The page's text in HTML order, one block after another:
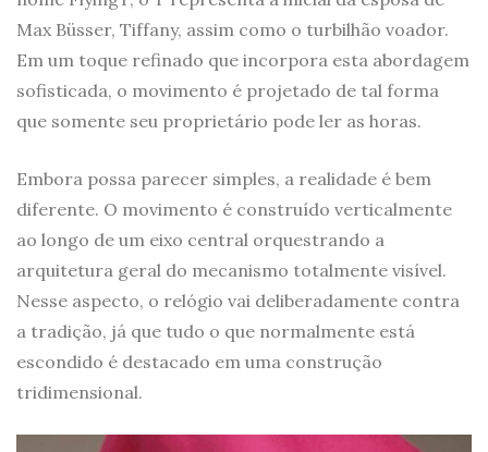
Max Büsser, Tiffany, assim como o turbilhão voador.
Em um toque refinado que incorpora esta abordagem
sofisticada, o movimento é projetado de tal forma
que somente seu proprietário pode ler as horas.
Embora possa parecer simples, a realidade é bem
diferente. O movimento é construído verticalmente
ao longo de um eixo central orquestrando a
arquitetura geral do mecanismo totalmente visível.
Nesse aspecto, o relógio vai deliberadamente contra
a tradição, já que tudo o que normalmente está
escondido é destacado em uma construção
tridimensional.